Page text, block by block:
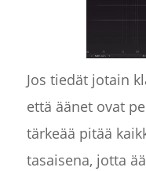
Jos tiedät jotain
että äänet ovat
tärkeää pitää
tasaisena, jotta